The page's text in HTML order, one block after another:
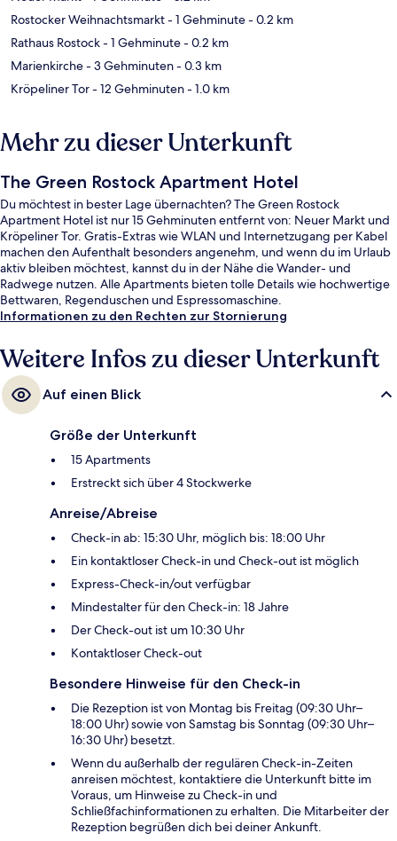
Rostocker Weihnachtsmarkt- 1 Gehminute- 0.2 km
Rathaus Rostock- 1 Gehminute- 0.2 km
Marienkirche- 3 Gehminuten- 0.3 km
Kröpeliner Tor- 12 Gehminuten- 1.0 km
Mehr zu dieser Unterkunft
The Green Rostock Apartment Hotel
Du möchtest in bester Lage übernachten? The Green Rostock
Apartment Hotel ist nur 15 Gehminuten entfernt von: Neuer Markt und
Kröpeliner Tor. Gratis-Extras wie WLAN und Internetzugang per Kabel
machen den Aufenthalt besonders angenehm, und wenn du im Urlaub
aktiv bleiben möchtest, kannst du in der Nähe die Wander- und
Radwege nutzen. Alle Apartments bieten tolle Details wie hochwertige
Bettwaren, Regenduschen und Espressomaschine.
Informationen zu den Rechten zur Stornierung
Weitere Infos zu dieser Unterkunft
Auf einen Blick
Größe der Unterkunft
15 Apartments
Erstreckt sich über 4 Stockwerke
Anreise/Abreise
Check-in ab: 15:30 Uhr, möglich bis: 18:00 Uhr
Ein kontaktloser Check-in und Check-out ist möglich
Express-Check-in/out verfügbar
Mindestalter für den Check-in: 18 Jahre
Der Check-out ist um 10:30 Uhr
Kontaktloser Check-out
Besondere Hinweise für den Check-in
Die Rezeption ist von Montag bis Freitag (09:30 Uhr–
18:00 Uhr) sowie von Samstag bis Sonntag (09:30 Uhr–
16:30 Uhr) besetzt.
Wenn du außerhalb der regulären Check-in-Zeiten
anreisen möchtest, kontaktiere die Unterkunft bitte im
Voraus, um Hinweise zu Check-in und
Schließfachinformationen zu erhalten. Die Mitarbeiter der
Rezeption begrüßen dich bei deiner Ankunft.